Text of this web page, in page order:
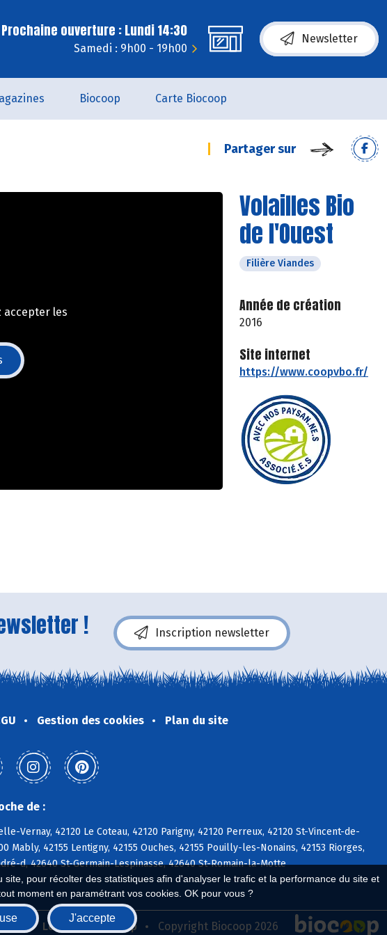
pour récolter des statistiques afin d'analyser le trafic et la performance du site et
moment en paramétrant vos cookies. OK pour vous ?
J'accepte
Prochaine ouverture : Lundi 14:30
Samedi : 9h00 - 19h00
Newsletter
Biocoop Carte Biocoop
Partager sur
Volailles Bio
de l'Ouest
Filière Viandes
Année de création
2016
Site internet
https://www.coopvbo.fr/
accepter les
! Inscription newsletter
Gestion des cookies Plan du site
de :
Vernay, 42120 Le Coteau, 42120 Parigny, 42120 Perreux, 42120 St-Vincent-de-
Mably, 42155 Lentigny, 42155 Ouches, 42155 Pouilly-les-Nonains, 42153 Riorges,
d, 42640 St-Germain-Lespinasse, 42640 St-Romain-la-Motte
Le réseau Biocoop Copyright Biocoop 2026